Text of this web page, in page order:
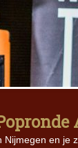
en je